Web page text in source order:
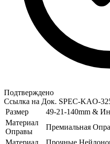
Подтверждено
Ссылка на Док. SPEC-KAO-
Размер
49-21-140mm &
Материал
Оправы
Премиальная
Материал
Прочные